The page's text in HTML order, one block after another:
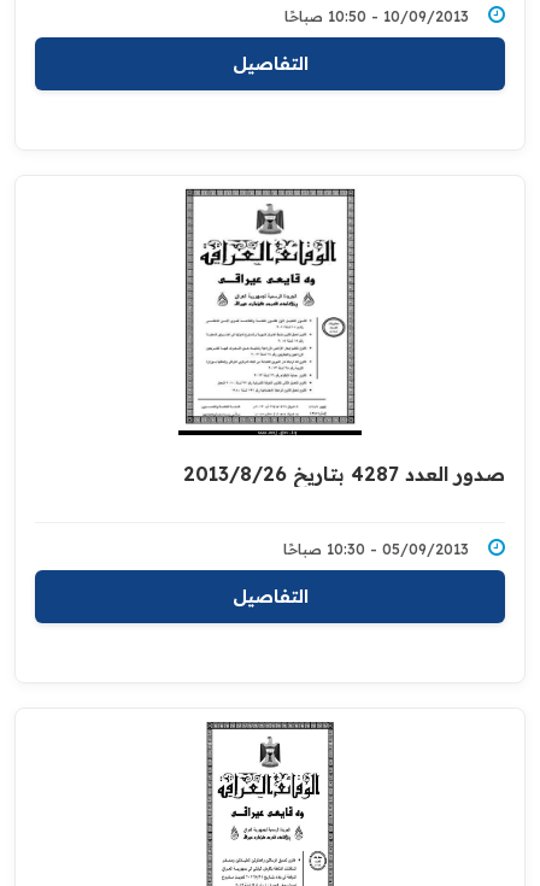
10/09/2013 - 10:50 صباحًا
التفاصيل
صدور العدد 4287 بتاريخ 2013/8/26
05/09/2013 - 10:30 صباحًا
التفاصيل